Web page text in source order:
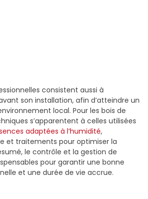
consistent aussi à
son installation, afin d’atteindre un
local. Pour les bois de
s’apparentent à celles utilisées
adaptées à l’humidité,
et traitements pour optimiser la
le contrôle et la gestion de
pour garantir une bonne
et une durée de vie accrue.